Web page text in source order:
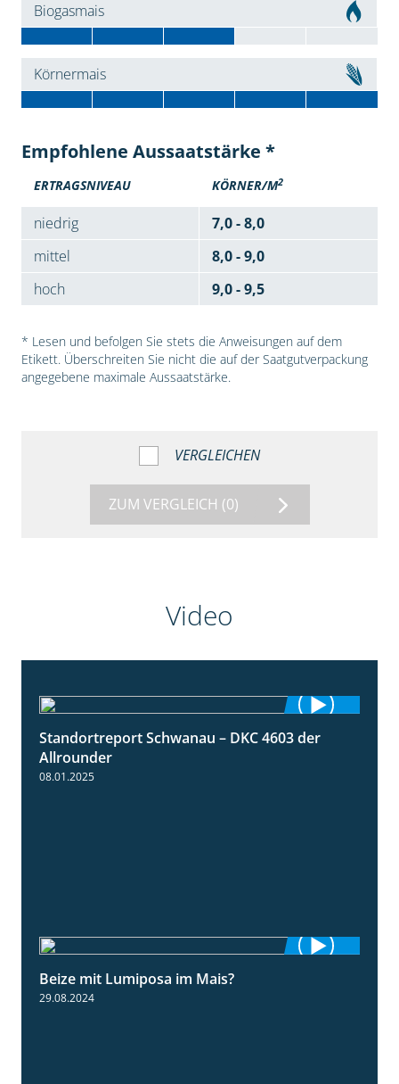
Biogasmais
Körnermais
Empfohlene Aussaatstärke *
ERTRAGSNIVEAU KÖRNER/M2
niedrig
7,0 - 8,0
mittel
8,0 - 9,0
hoch
9,0 - 9,5
* Lesen und befolgen Sie stets die Anweisungen auf dem
Etikett. Überschreiten Sie nicht die auf der Saatgutverpackung
angegebene maximale Aussaatstärke.
VERGLEICHEN
ZUM VERGLEICH (0)
Video
1:17
Standortreport Schwanau – DKC 4603 der
Allrounder
08.01.2025
Beize mit Lumiposa im Mais?
29.08.2024